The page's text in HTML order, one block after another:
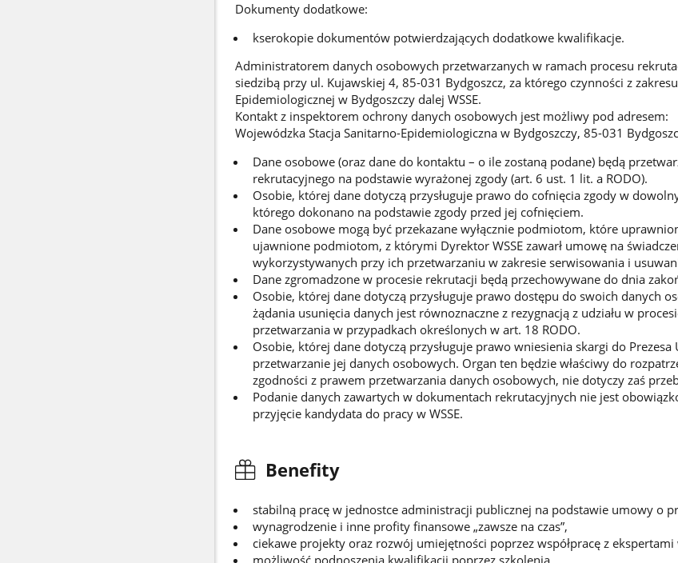
Dokumenty dodatkowe:
kserokopie dokumentów potwierdzających dodatkowe kwalifikacje.
Administratorem danych osobowych przetwarzanych w ramach procesu
siedzibą przy ul. Kujawskiej 4, 85-031 Bydgoszcz, za którego czynności z
Epidemiologicznej w Bydgoszczy dalej WSSE.
Kontakt z inspektorem ochrony danych osobowych jest możliwy pod adresem:
Wojewódzka Stacja Sanitarno-Epidemiologiczna w Bydgoszczy, 85-031
Dane osobowe (oraz dane do kontaktu – o ile zostaną podane) będą
rekrutacyjnego na podstawie wyrażonej zgody (art. 6 ust. 1 lit. a RODO).
Osobie, której dane dotyczą przysługuje prawo do cofnięcia zgody w
którego dokonano na podstawie zgody przed jej cofnięciem.
Dane osobowe mogą być przekazane wyłącznie podmiotom, które
ujawnione podmiotom, z którymi Dyrektor WSSE zawarł umowę na
wykorzystywanych przy ich przetwarzaniu w zakresie serwisowania i
Dane zgromadzone w procesie rekrutacji będą przechowywane do dnia
Osobie, której dane dotyczą przysługuje prawo dostępu do swoich danych
żądania usunięcia danych jest równoznaczne z rezygnacją z udziału w
przetwarzania w przypadkach określonych w art. 18 RODO.
Osobie, której dane dotyczą przysługuje prawo wniesienia skargi do
przetwarzanie jej danych osobowych. Organ ten będzie właściwy do
zgodności z prawem przetwarzania danych osobowych, nie dotyczy zaś
Podanie danych zawartych w dokumentach rekrutacyjnych nie jest
przyjęcie kandydata do pracy w WSSE.
Benefity
stabilną pracę w jednostce administracji publicznej na podstawie umowy o
wynagrodzenie i inne profity finansowe „zawsze na czas”,
ciekawe projekty oraz rozwój umiejętności poprzez współpracę z ekspertami